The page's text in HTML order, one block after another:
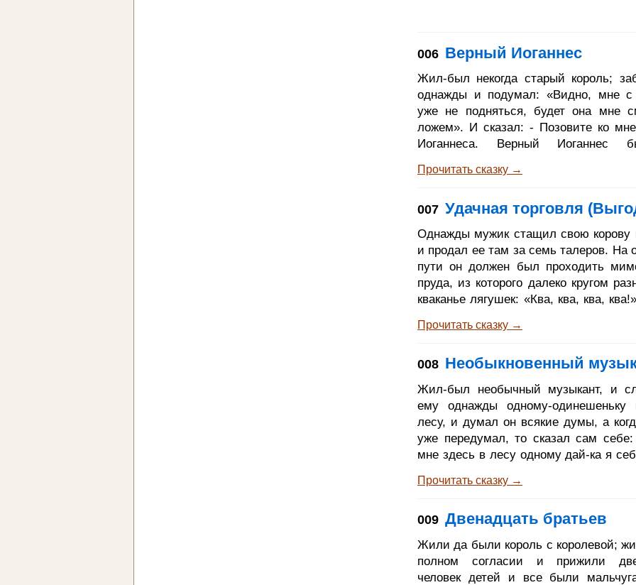
006 Верный Иоганнес
Жил-был некогда старый король;
однажды и подумал: «Видно, мне с
уже не подняться, будет она мне
ложем». И сказал: - Позовите ко мне
Иоганнеса. Верный Иоганнес
всю свою жизнь он был ему верен.
верный Иоганнес, я чувствую, что
еще слишком молод и не всегда
решить, как надо ему поступить;
Прочитать сказку →
007 Удачная торговля
Однажды мужик стащил свою корову
и продал ее там за семь талеров. На
пути он должен был проходить
пруда, из которого далеко кругом
кваканье лягушек: «Ква, ква, ква,
пустому: семь талеров я выручил, а
«Глупое вы зверье! Небось
знаете? Семь талеров, а не два!» А
все на своем: «Ква, ква, ква!» «Ну,
верите, так я вам со
Прочитать сказку →
008 Необыкновенный
Жил-был необычный музыкант, и
ему однажды одному-одинешеньку
лесу, и думал он всякие думы, а
уже передумал, то сказал сам себе:
мне здесь в лесу одному дай-ка я
спины скрипку и заиграл на ней так,
прошло, видит, бежит к нему волк
«Ах, волк ко мне бежит! Такого
не надо», - сказал музыкант.
приблизился к нему и сказал:
Прочитать сказку →
009 Двенадцать братьев
Жили да были король с королевой;
полном согласии и прижили
человек детей и все были